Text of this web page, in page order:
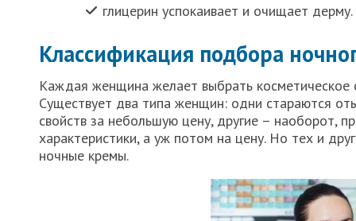
глицерин успокаивает и очищает дерму.
Классификация подбора
Каждая женщина желает выбрать
Существует два типа женщин: одни стараются
свойств за небольшую цену, другие – наоборот,
характеристики, а уж потом на цену. Но тех и
ночные кремы.